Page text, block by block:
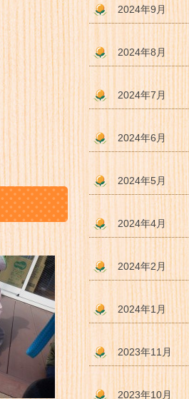
2024年9月
2024年8月
2024年7月
2024年6月
2024年5月
2024年4月
2024年2月
2024年1月
2023年11月
2023年10月